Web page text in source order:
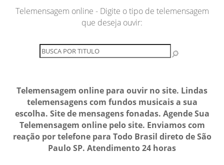
Telemensagem online - Digite o tipo de telemensagem
que deseja ouvir:
Telemensagem online para ouvir no site. Lindas
telemensagens com fundos musicais a sua
escolha. Site de mensagens fonadas. Agende Sua
Telemensagem online pelo site. Enviamos com
reação por telefone para Todo Brasil direto de São
Paulo SP. Atendimento 24 horas